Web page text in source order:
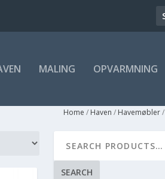
MALING OPVARMNING
Home / Haven / Havemøbler/
SEARCH